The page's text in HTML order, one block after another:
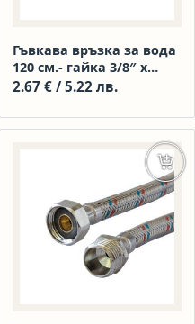
Гъвкава връзка за вода
120 см.- гайка 3/8″ х
гайка 1/2″
2.67 € / 5.22 лв.
в количката